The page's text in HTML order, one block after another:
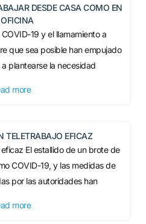
DESDE CASA COMO EN
19 y el llamamiento a
que sea posible han empujado
plantearse la necesidad
more
TELETRABAJO EFICAZ
El estallido de un brote de
COVID-19, y las medidas de
por las autoridades han
more